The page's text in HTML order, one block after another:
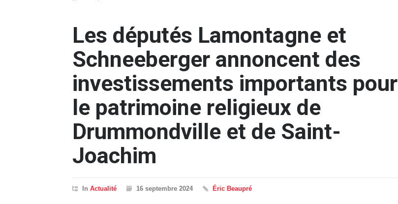
Les députés Lamontagne et
Schneeberger annoncent des
investissements importants pour
le patrimoine religieux de
Drummondville et de Saint-
Joachim
In Actualité 16 septembre 2024 Éric Beaupré